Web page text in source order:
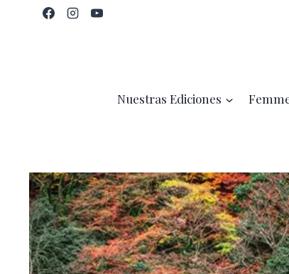
Nuestras Ediciones